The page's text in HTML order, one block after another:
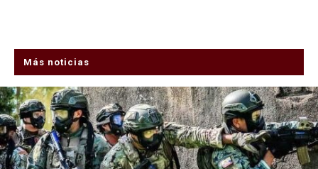
Más noticias